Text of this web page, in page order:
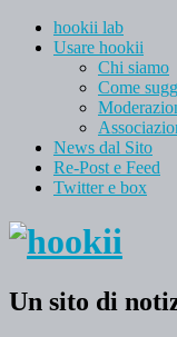
hookii lab
Usare hookii
Chi siamo
Come
News dal Sito
Re-Post e Feed
Twitter e box
Un sito di